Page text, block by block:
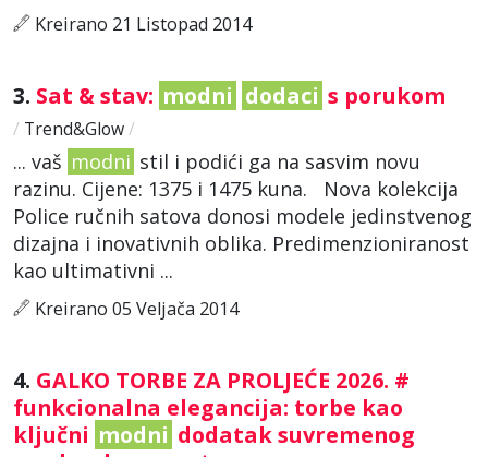
Kreirano 21 Listopad 2014
3. Sat & stav: modni dodaci s porukom
/ Trend&Glow/
... vaš modni stil i podići ga na sasvim novu
razinu. Cijene: 1375 i 1475 kuna. Nova kolekcija
Police ručnih satova donosi modele jedinstvenog
dizajna i inovativnih oblika. Predimenzioniranost
kao ultimativni ...
Kreirano 05 Veljača 2014
4. GALKO TORBE ZA PROLJEĆE 2026. #
funkcionalna elegancija: torbe kao
ključni modni dodatak suvremenog